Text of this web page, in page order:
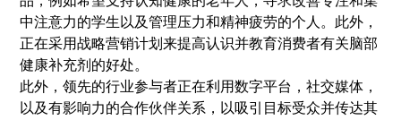
中注意力的学生以及管理压力和精神疲劳的个人。此外，
正在采用战略营销计划来提高认识并教育消费者有关脑部
健康补充剂的好处。
此外，领先的行业参与者正在利用数字平台， 社交媒体 ，
以及有影响力的合作伙伴关系，以吸引目标受众并传达其